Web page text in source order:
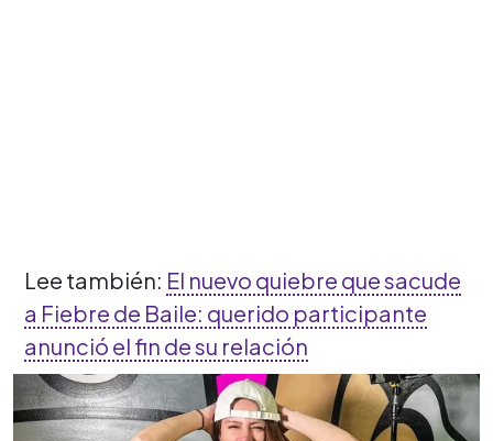
Lee también: El nuevo quiebre que sacude
a Fiebre de Baile: querido participante
anunció el fin de su relación